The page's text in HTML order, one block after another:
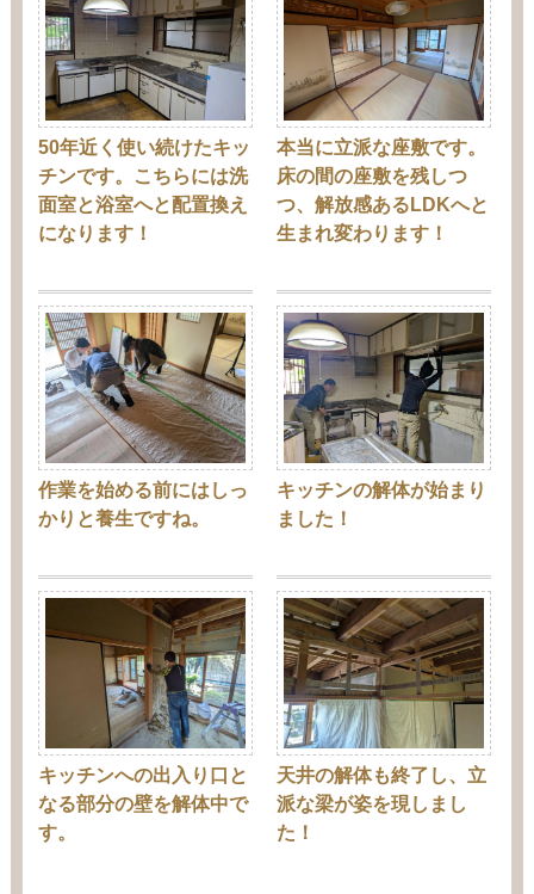
50年近く使い続けたキッ
チンです。こちらには洗
面室と浴室へと配置換え
になります！
本当に立派な座敷です。
床の間の座敷を残しつ
つ、解放感あるLDKへと
生まれ変わります！
作業を始める前にはしっ
かりと養生ですね。
キッチンの解体が始まり
ました！
キッチンへの出入り口と
なる部分の壁を解体中で
す。
天井の解体も終了し、立
派な梁が姿を現しまし
た！